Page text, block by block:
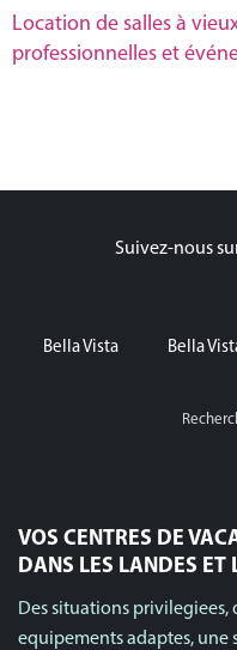
Location de salles à
professionnelles et
Suivez-nous
Bella Vista Bella
VOS CENTRES DE
DANS LES LANDES ET
Des situations privilegiees,
equipements adaptes, une